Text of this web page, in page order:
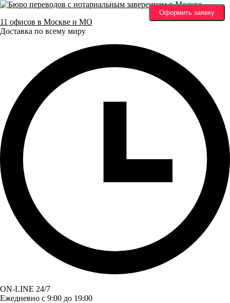
11 офисов в Москве и МО
Доставка по всему миру
ON-LINE 24/7
Ежедневно с 9:00 до 19:00
Оформить заявку